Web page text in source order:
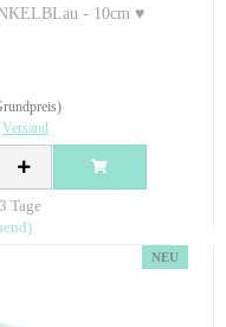
- 10cm ♥
Versand
Tage
NEU